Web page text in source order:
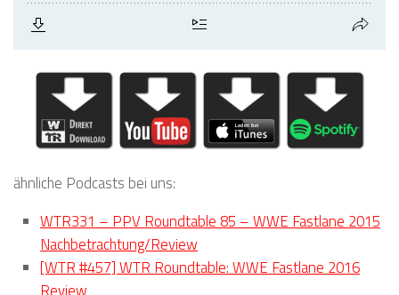
ähnliche Podcasts bei uns:
WTR331 – PPV Roundtable 85 – WWE Fastlane 2015
Nachbetrachtung/Review
[WTR #457] WTR Roundtable: WWE Fastlane 2016
Review